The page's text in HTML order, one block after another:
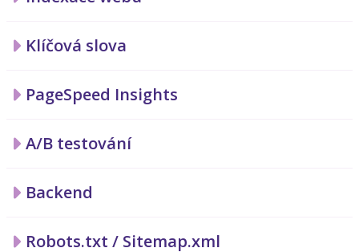
Klíčová slova
PageSpeed Insights
A/B testování
Backend
Robots.txt / Sitemap.xml